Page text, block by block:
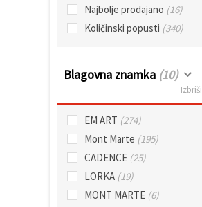
Najbolje prodajano (16)
Količinski popusti (340)
Blagovna znamka (10)
Izbriši
EM ART (274)
Mont Marte (195)
CADENCE (25)
LORKA (19)
MONT MARTE (6)